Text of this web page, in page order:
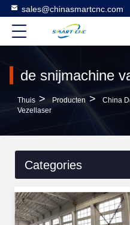
sales@chinasmartcnc.com
de snijmachine
Thuis > Producten >
China
Vezellaser
Categories